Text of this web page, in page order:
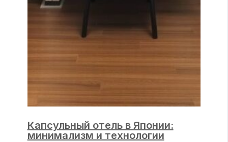
Капсульный отель в Японии:
минимализм и технологии